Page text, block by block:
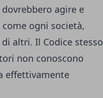
agire e
ogni società,
altri. Il Codice stesso
non conoscono
effettivamente